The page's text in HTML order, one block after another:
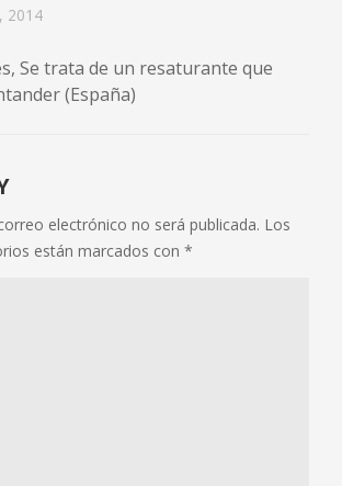
2014
Se trata de un resaturante que
(España)
electrónico no será publicada. Los
están marcados con *